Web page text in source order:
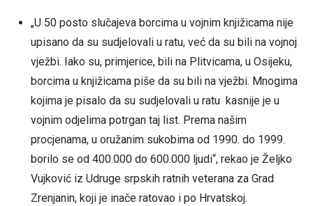
„U 50 posto slučajeva borcima u vojnim knjižicama nije
upisano da su sudjelovali u ratu, već da su bili na vojnoj
vježbi. Iako su, primjerice, bili na Plitvicama, u Osijeku,
borcima u knjižicama piše da su bili na vježbi. Mnogima
kojima je pisalo da su sudjelovali u ratu kasnije je u
vojnim odjelima potrgan taj list. Prema našim
procjenama, u oružanim sukobima od 1990. do 1999.
borilo se od 400.000 do 600.000 ljudi“, rekao je Željko
Vujković iz Udruge srpskih ratnih veterana za Grad
Zrenjanin, koji je inače ratovao i po Hrvatskoj.